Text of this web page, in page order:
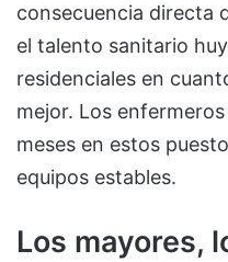
consecuencia directa
el talento sanitario
residenciales en
mejor. Los
meses en estos
equipos estables.
Los mayores,